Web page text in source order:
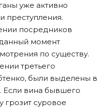
уже активно
преступления.
посредников
момент
по существу.
третьего
были выделены в
Если вина бывшего
грозит суровое